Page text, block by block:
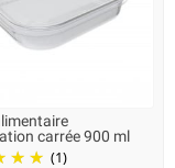
2 À 3 JOURS
carrée 900 ml
(1)